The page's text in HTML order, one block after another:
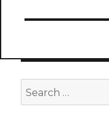
Search
for: